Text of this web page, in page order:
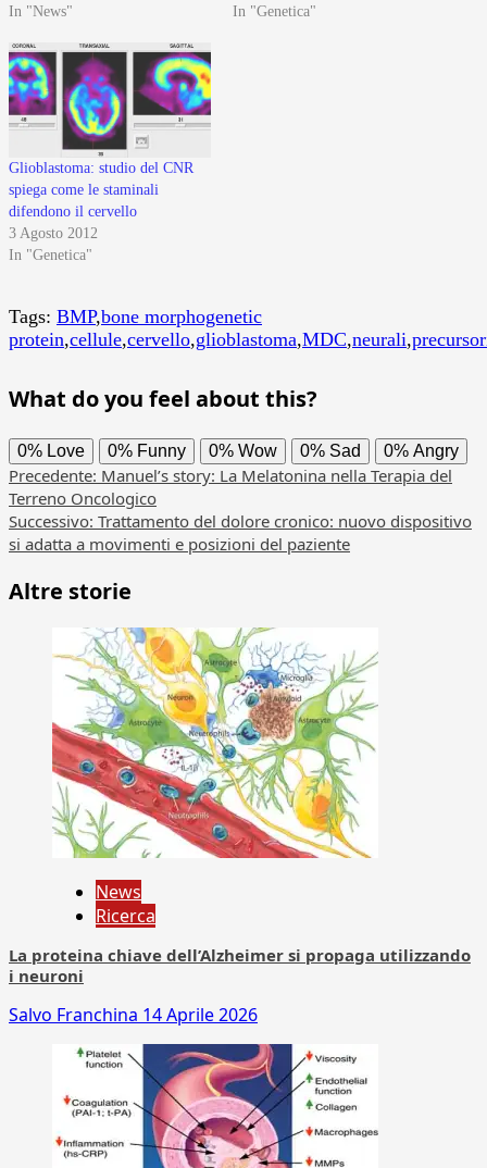
In "News"
In "Genetica"
Glioblastoma: studio del CNR
spiega come le staminali
difendono il cervello
3 Agosto 2012
In "Genetica"
Tags: BMP,bone morphogenetic
protein,cellule,cervello,glioblastoma,MDC,neurali,
What do you feel about this?
0% Love 0% Funny 0% Wow 0% Sad 0% Angry
Navigazione
articolo
Precedente: Manuel’s story: La Melatonina nella Terapia del
Terreno Oncologico
Successivo: Trattamento del dolore cronico: nuovo dispositivo
si adatta a movimenti e posizioni del paziente
Altre storie
News
Ricerca
La proteina chiave dell’Alzheimer si propaga utilizzando
i neuroni
Salvo Franchina 14 Aprile 2026